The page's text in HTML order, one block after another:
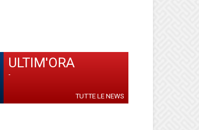
ULTIM'ORA
-
TUTTE LE NEWS